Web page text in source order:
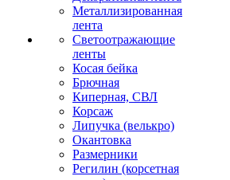
Металлизированная
лента
Светоотражающие
ленты
Косая бейка
Брючная
Киперная, СВЛ
Корсаж
Липучка (велькро)
Окантовка
Размерники
Регилин (корсетная